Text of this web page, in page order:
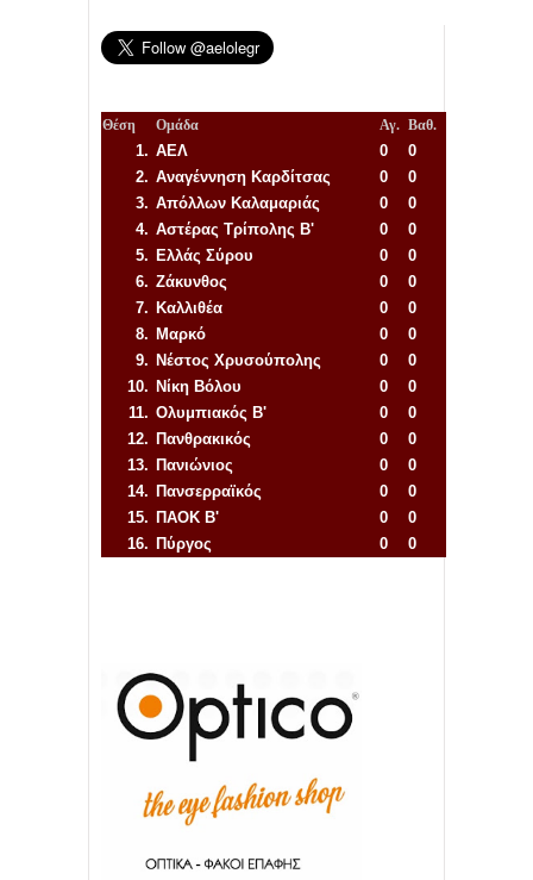
Θέση Ομάδα Αγ. Βαθ.
1. ΑΕΛ 0
0
2. Αναγέννηση Καρδίτσας 0
0
3. Απόλλων Καλαμαριάς 0
0
4. Αστέρας Τρίπολης Β' 0
0
5. Ελλάς Σύρου 0
0
6. Ζάκυνθος 0
0
7. Καλλιθέα 0
0
8. Μαρκό 0
0
9. Νέστος Χρυσούπολης 0
0
10. Νίκη Βόλου 0
0
11. Ολυμπιακός Β' 0
0
12. Πανθρακικός 0
0
13. Πανιώνιος 0
0
14. Πανσερραϊκός 0
0
15. ΠΑΟΚ Β' 0
0
16. Πύργος 0
0